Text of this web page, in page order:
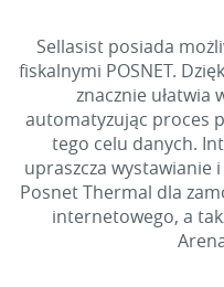
Sellasist posiada
fiskalnymi POSNET.
znacznie ułatwia
automatyzując proces
tego celu danych.
upraszcza wystawianie
Posnet Thermal dla
internetowego, a